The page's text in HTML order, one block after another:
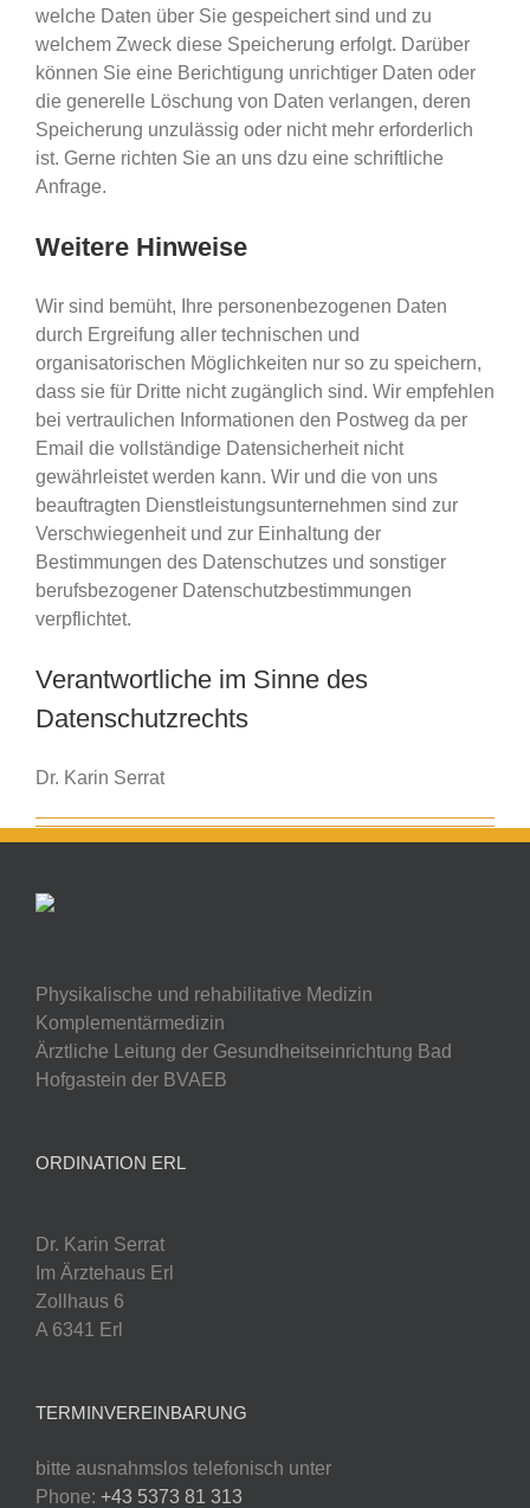
welche Daten über Sie gespeichert sind und zu
welchem Zweck diese Speicherung erfolgt. Darüber
können Sie eine Berichtigung unrichtiger Daten oder
die generelle Löschung von Daten verlangen, deren
Speicherung unzulässig oder nicht mehr erforderlich
ist. Gerne richten Sie an uns dzu eine schriftliche
Anfrage.
Weitere Hinweise
Wir sind bemüht, Ihre personenbezogenen Daten
durch Ergreifung aller technischen und
organisatorischen Möglichkeiten nur so zu speichern,
dass sie für Dritte nicht zugänglich sind. Wir empfehlen
bei vertraulichen Informationen den Postweg da per
Email die vollständige Datensicherheit nicht
gewährleistet werden kann. Wir und die von uns
beauftragten Dienstleistungsunternehmen sind zur
Verschwiegenheit und zur Einhaltung der
Bestimmungen des Datenschutzes und sonstiger
berufsbezogener Datenschutzbestimmungen
verpflichtet.
Verantwortliche im Sinne des
Datenschutzrechts
Dr. Karin Serrat
Physikalische und rehabilitative Medizin
Komplementärmedizin
Ärztliche Leitung der Gesundheitseinrichtung Bad
Hofgastein der BVAEB
ORDINATION ERL
Dr. Karin Serrat
Im Ärztehaus Erl
Zollhaus 6
A 6341 Erl
TERMINVEREINBARUNG
bitte ausnahmslos telefonisch unter
Phone: +43 5373 81 313